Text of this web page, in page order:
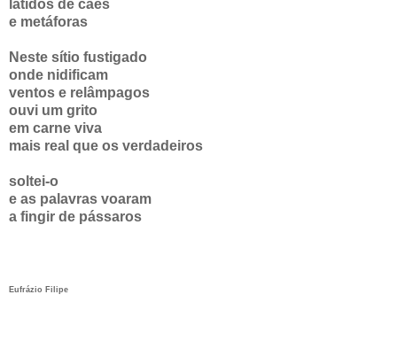
latidos de cães
e metáforas
Neste sítio fustigado
onde nidificam
ventos e relâmpagos
ouvi um grito
em carne viva
mais real que os verdadeiros
soltei-o
e as palavras voaram
a fingir de pássaros
Eufrázio Filipe